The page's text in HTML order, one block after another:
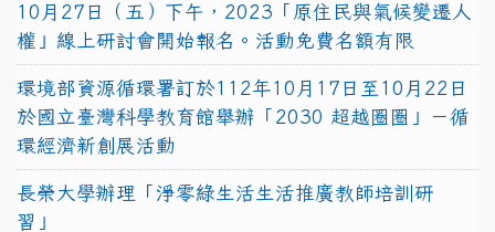
10月27日（五）下午，2023「原住民與氣候變遷人
權」線上研討會開始報名。活動免費名額有限
環境部資源循環署訂於112年10月17日至10月22日
於國立臺灣科學教育館舉辦「2030 超越圈圈」－循
環經濟新創展活動
長榮大學辦理「淨零綠生活生活推廣教師培訓研
習」